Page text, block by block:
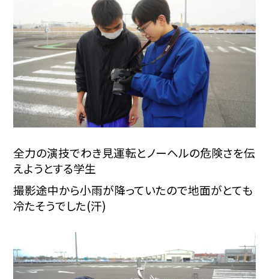
全力の演技でわき見運転とノーヘルの危険さを伝
えようとする学生
撮影途中から小雨が降っていたので地面がとても
冷たそうでした(汗)